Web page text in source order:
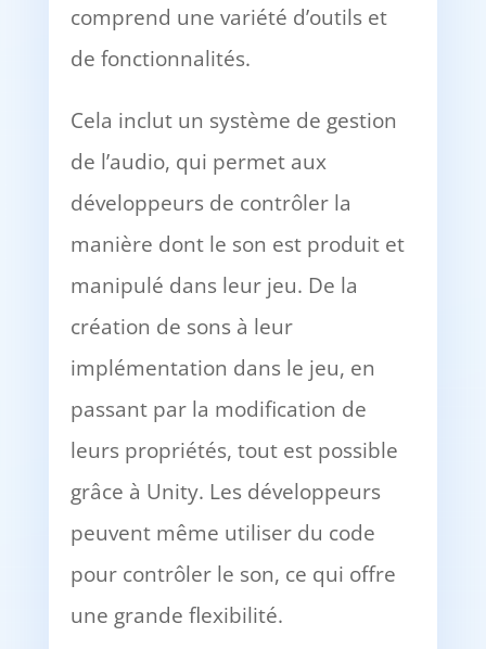
comprend une variété d’outils et
de fonctionnalités.
Cela inclut un système de gestion
de l’audio, qui permet aux
développeurs de contrôler la
manière dont le son est produit et
manipulé dans leur jeu. De la
création de sons à leur
implémentation dans le jeu, en
passant par la modification de
leurs propriétés, tout est possible
grâce à Unity. Les développeurs
peuvent même utiliser du code
pour contrôler le son, ce qui offre
une grande flexibilité.